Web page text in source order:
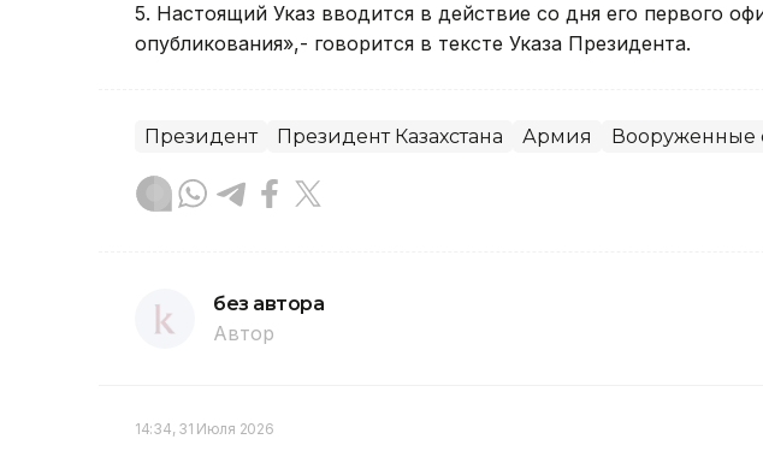
5. Настоящий Указ вводится в действие со дня его первого
опубликования»,- говорится в тексте Указа Президента.
Президент Президент Казахстана Армия Вооруженные
без автора
Автор
14:34, 31 Июля 2026